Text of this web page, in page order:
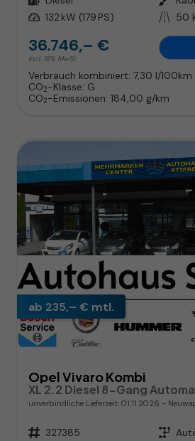
Leistung 132 kW (179 PS) Kilometerstand 50
36.746,– €
incl. 19% MwSt.
Verbrauch kombiniert: 7,30 l/100km
CO2-Klasse: G
CO2-Emissionen: 184,00 g/km
ab 235,– € mtl.
Opel Vivaro Kombi
XL 2.2 Diesel 8-Gang
unverbindliche Lieferzeit: 01.11.2026
Fahrzeugnr. 327385 Getriebe